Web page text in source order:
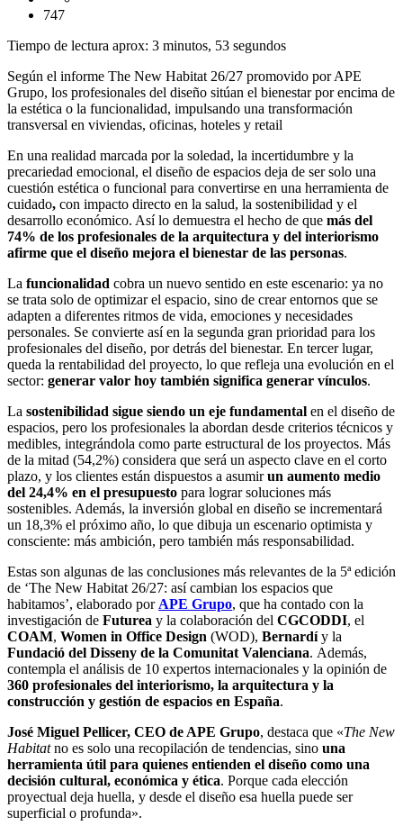
747
Tiempo de lectura aprox: 3 minutos, 53 segundos
Según el informe The New Habitat 26/27 promovido por APE
Grupo, los profesionales del diseño sitúan el bienestar por encima de
la estética o la funcionalidad, impulsando una transformación
transversal en viviendas, oficinas, hoteles y retail
En una realidad marcada por la soledad, la incertidumbre y la
precariedad emocional, el diseño de espacios deja de ser solo una
cuestión estética o funcional para convertirse en una herramienta de
cuidado, con impacto directo en la salud, la sostenibilidad y el
desarrollo económico. Así lo demuestra el hecho de que más del
74% de los profesionales de la arquitectura y del interiorismo
afirme que el diseño mejora el bienestar de las personas.
La funcionalidad cobra un nuevo sentido en este escenario: ya no
se trata solo de optimizar el espacio, sino de crear entornos que se
adapten a diferentes ritmos de vida, emociones y necesidades
personales. Se convierte así en la segunda gran prioridad para los
profesionales del diseño, por detrás del bienestar. En tercer lugar,
queda la rentabilidad del proyecto, lo que refleja una evolución en el
sector: generar valor hoy también significa generar vínculos.
La sostenibilidad sigue siendo un eje fundamental en el diseño de
espacios, pero los profesionales la abordan desde criterios técnicos y
medibles, integrándola como parte estructural de los proyectos. Más
de la mitad (54,2%) considera que será un aspecto clave en el corto
plazo, y los clientes están dispuestos a asumirun aumento medio
del 24,4% en el presupuesto para lograr soluciones más
sostenibles. Además, la inversión global en diseño se incrementará
un 18,3% el próximo año, lo que dibuja un escenario optimista y
consciente: más ambición, pero también más responsabilidad.
Estas son algunas de las conclusiones más relevantes de la 5ª edición
de ‘The New Habitat 26/27: así cambian los espacios que
habitamos’, elaborado por APE Grupo, que ha contado con la
investigación de Futurea y la colaboración del CGCODDI, el
COAM, Women in Office Design (WOD), Bernardíy la
Fundació del Disseny de la Comunitat Valenciana. Además,
contempla el análisis de 10 expertos internacionales y la opinión de
360 profesionales del interiorismo, la arquitectura y la
construcción y gestión de espacios en España.
José Miguel Pellicer, CEO de APE Grupo, destaca que «The New
Habitatno es solo una recopilación de tendencias, sino una
herramienta útil para quienes entienden el diseño como una
decisión cultural, económica y ética. Porque cada elección
proyectual deja huella, y desde el diseño esa huella puede ser
superficial o profunda».